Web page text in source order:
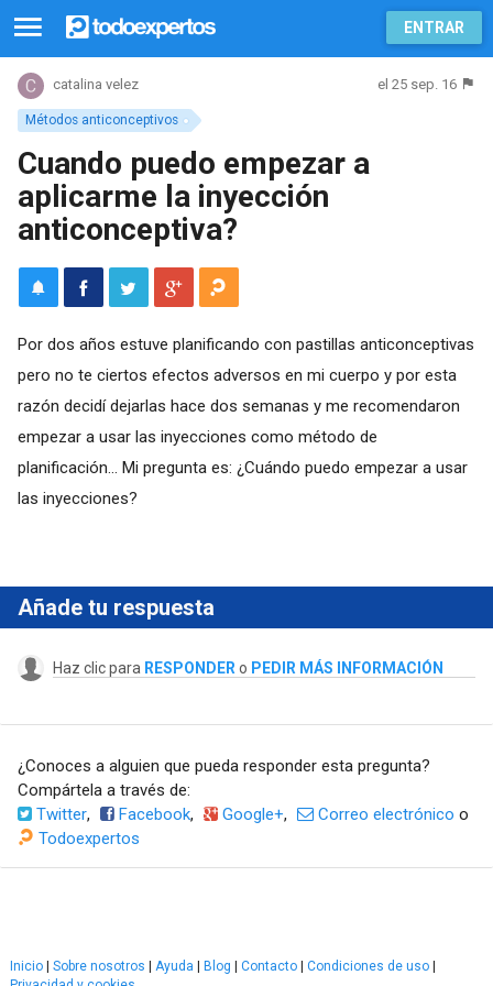
ENTRAR
Métodos anticonceptivos
catalina velez el 25 sep. 16
Cuando puedo empezar a
aplicarme la inyección
anticonceptiva?
Por dos años estuve planificando con pastillas anticonceptivas
pero no te ciertos efectos adversos en mi cuerpo y por esta
razón decidí dejarlas hace dos semanas y me recomendaron
empezar a usar las inyecciones como método de
planificación... Mi pregunta es: ¿Cuándo puedo empezar a usar
las inyecciones?
Añade tu respuesta
Haz clic para RESPONDER o PEDIR MÁS INFORMACIÓN
¿Conoces a alguien que pueda responder esta pregunta?
Compártela a través de:
Twitter, Facebook, Google+, Correo electrónico o
Todoexpertos
Inicio Sobre nosotros Ayuda Blog Contacto Condiciones de uso